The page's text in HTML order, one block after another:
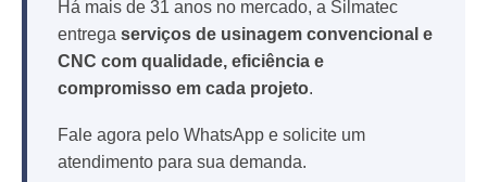
Há mais de 31 anos no mercado, a Silmatec
entrega serviços de usinagem convencional e
CNC com qualidade, eficiência e
compromisso em cada projeto.
Fale agora pelo WhatsApp e solicite um
atendimento para sua demanda.